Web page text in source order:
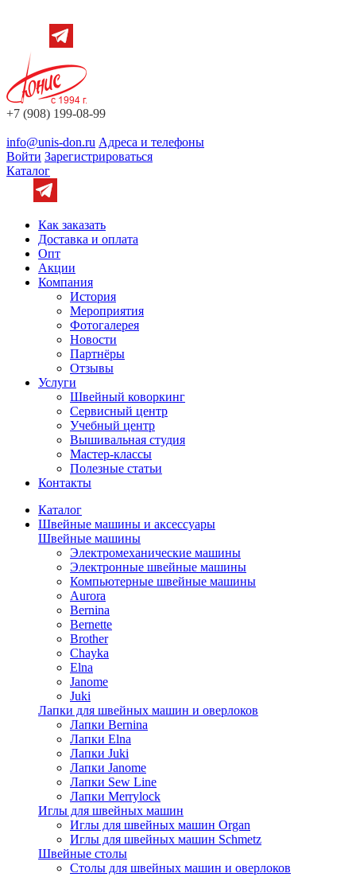
+7 (908) 199-08-99
info@unis-don.ru Адреса и телефоны
Войти Зарегистрироваться
Каталог
Как заказать
Доставка и оплата
Опт
Акции
Компания
История
Мероприятия
Фотогалерея
Новости
Партнёры
Отзывы
Услуги
Швейный коворкинг
Сервисный центр
Учебный центр
Вышивальная студия
Мастер-классы
Полезные статьи
Контакты
Каталог
Швейные машины и аксессуары
Швейные машины
Электромеханические машины
Электронные швейные машины
Компьютерные швейные машины
Aurora
Bernina
Bernette
Brother
Chayka
Elna
Janome
Juki
Лапки для швейных машин и оверлоков
Лапки Bernina
Лапки Elna
Лапки Juki
Лапки Janome
Лапки Sew Line
Лапки Merrylock
Иглы для швейных машин
Иглы для швейных машин Organ
Иглы для швейных машин Schmetz
Швейные столы
Столы для швейных машин и оверлоков